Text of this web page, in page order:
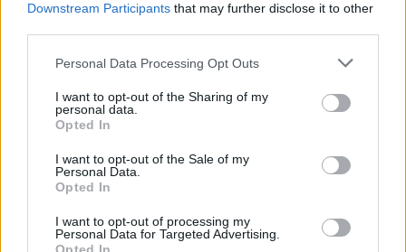
Downstream Participants that may further disclose it to other
Personal Data Processing Opt Outs
I want to opt-out of the Sharing of my
personal data.
Opted In
I want to opt-out of the Sale of my
Personal Data.
Opted In
I want to opt-out of processing my
Personal Data for Targeted Advertising.
36 415 visningar313 kommentarer
BMW 320"Swedrift"
(1995)
Swedrift
245_California
36 305 visningar122 kommentarer